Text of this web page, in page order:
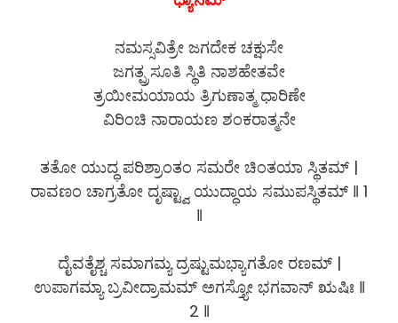
ನಮಸ್ಸವಿತ್ರೇ ಜಗದೇಕ ಚಕ್ಷುಸೇ
ಜಗತ್ಪ್ರಸೂತಿ ಸ್ಥಿತಿ ನಾಶಹೇತವೇ
ತ್ರಯೀಮಯಾಯ ತ್ರಿಗುಣಾತ್ಮ ಧಾರಿಣೇ
ವಿರಿಂಚಿ ನಾರಾಯಣ ಶಂಕರಾತ್ಮನೇ
ತತೋ ಯುದ್ಧ ಪರಿಶ್ರಾಂತಂ ಸಮರೇ ಚಿಂತಯಾ ಸ್ಥಿತಮ್ |
ರಾವಣಂ ಚಾಗ್ರತೋ ದೃಷ್ಟ್ವಾ ಯುದ್ಧಾಯ ಸಮುಪಸ್ಥಿತಮ್ ‖ 1
‖
ದೈವತೈಶ್ಚ ಸಮಾಗಮ್ಯ ದ್ರಷ್ಟುಮಭ್ಯಾಗತೋ ರಣಮ್ |
ಉಪಾಗಮ್ಯಾ ಬ್ರವೀದ್ರಾಮಮ್ ಅಗಸ್ತ್ಯೋ ಭಗವಾನ್ ಋಷಿಃ ‖
2 ‖